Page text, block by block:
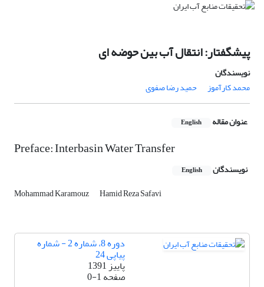
پیشگفتار: انتقال آب بین حوضه ای
نویسندگان
محمد کارآموز
حمید رضا صفوی
عنوان مقاله English
Preface: Interbasin Water Transfer
نویسندگان English
Mohammad Karamouz Hamid Reza Safavi
دوره 8، شماره 2 - شماره
پیاپی 24
پاییز 1391
صفحه0-1